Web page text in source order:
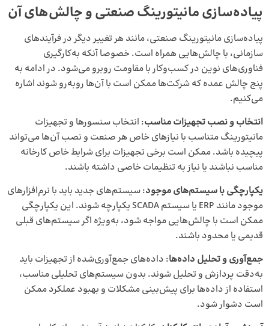
پیاده‌سازی مانیتورینگ صنعتی و چالش‌های آن
پیاده‌سازی مانیتورینگ صنعتی، مانند هر تغییر دیگر در فرآیندهای
سازمانی، با چالش‌هایی همراه است. خصوصا آنکه به‌کارگیری
فناوری‌های نوین در کسب‌وکار با مقاومت روبرو می‌شود. در ادامه به
پنج چالش عمده که شرکت‌ها ممکن است با آن‌ها روبه‌رو شوند اشاره
می‌کنیم.
انتخاب و نصب تجهیزات مناسب: انتخاب سنسورها و تجهیزات
مانیتورینگ متناسب با نیازهای خاص هر صنعت و نصب آن‌ها می‌تواند
پیچیده باشد. ممکن است برخی تجهیزات برای شرایط خاص کارخانه
مناسب نباشند یا نیاز به تنظیمات خاصی داشته باشند.
یکپارچگی با سیستم‌های موجود: سیستم‌های جدید باید با نرم‌افزارهای
موجود مانند ERP یا سیستم SCADA یکپارچه شوند. این یکپارچگی
ممکن است با چالش‌هایی مواجه شود، به‌ویژه اگر سیستم‌های قبلی
قدیمی یا محدود باشند.
جمع‌آوری و تحلیل داده‌ها: داده‌های جمع‌آوری‌شده از تجهیزات باید
به‌دقت پردازش و تحلیل شوند. بدون سیستم‌های تحلیلی مناسب،
استفاده از داده‌ها برای پیش‌بینی مشکلات و بهبود عملکرد ممکن
است دشوار شود.